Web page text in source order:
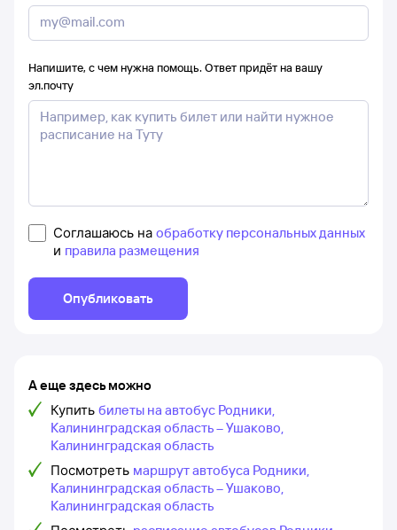
Напишите, с чем нужна помощь. Ответ придёт на вашу
эл.почту
Соглашаюсь на обработку персональных данных
и правила размещения
Опубликовать
А еще здесь можно
Купить билеты на автобус Родники,
Калининградская область – Ушаково,
Калининградская область
Посмотреть маршрут автобуса Родники,
Калининградская область – Ушаково,
Калининградская область